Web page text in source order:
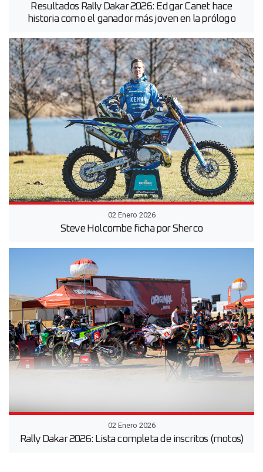
Resultados Rally Dakar 2026: Edgar Canet hace
historia como el ganador más joven en la prólogo
02 Enero 2026
Steve Holcombe ficha por Sherco
02 Enero 2026
Rally Dakar 2026: Lista completa de inscritos (motos)